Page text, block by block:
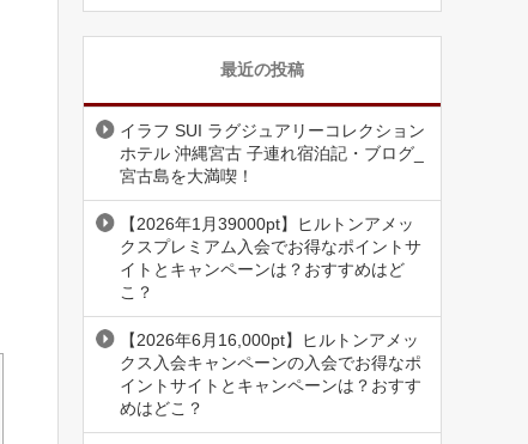
最近の投稿
イラフ SUI ラグジュアリーコレクション
ホテル 沖縄宮古 子連れ宿泊記・ブログ_
宮古島を大満喫！
【2026年1月39000pt】ヒルトンアメッ
クスプレミアム入会でお得なポイントサ
イトとキャンペーンは？おすすめはど
こ？
【2026年6月16,000pt】ヒルトンアメッ
クス入会キャンペーンの入会でお得なポ
イントサイトとキャンペーンは？おすす
めはどこ？